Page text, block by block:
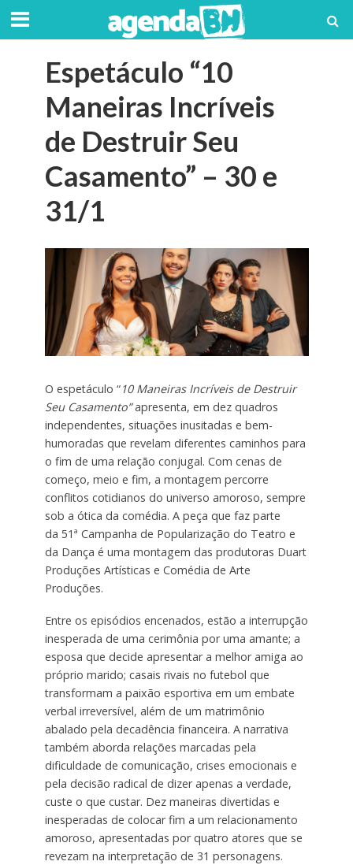
Espetáculo “10
Maneiras Incríveis
de Destruir Seu
Casamento” – 30 e
31/1
O espetáculo “10 Maneiras Incríveis de Destruir
Seu Casamento”apresenta, em dez quadros
independentes, situações inusitadas e bem-
humoradas que revelam diferentes caminhos para
o fim de uma relação conjugal. Com cenas de
começo, meio e fim, a montagem percorre
conflitos cotidianos do universo amoroso, sempre
sob a ótica da comédia. A peça que faz parte
da 51ª Campanha de Popularização do Teatro e
da Dança é uma montagem das produtoras Duart
Produções Artísticas e Comédia de Arte
Produções.
Entre os episódios encenados, estão a interrupção
inesperada de uma cerimônia por uma amante; a
esposa que decide apresentar a melhor amiga ao
próprio marido; casais rivais no futebol que
transformam a paixão esportiva em um embate
verbal irreversível, além de um matrimônio
abalado pela decadência financeira. A narrativa
também aborda relações marcadas pela
dificuldade de comunicação, crises emocionais e
pela decisão radical de dizer apenas a verdade,
custe o que custar. Dez maneiras divertidas e
inesperadas de colocar fim a um relacionamento
amoroso, apresentadas por quatro atores que se
revezam na interpretação de 31 personagens.